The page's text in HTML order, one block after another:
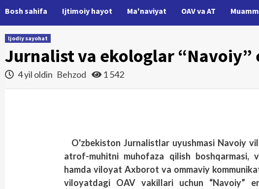
Bosh sahifa Ijtimoiy hayot Ma'naviyat OAV va AT
Ijodiy sayohat
Jurnalist va ekologlar
4 yil oldin Behzod 1 542
O'zbekiston Jurnalistlar uyushmasi Navoiy
atrof-muhitni muhofaza qilish
hamda viloyat Axborot va ommaviy
viloyatdagi OAV vakillari uchun “Navoiy”